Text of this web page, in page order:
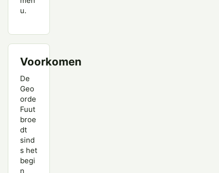
u.
Voorkomen
De
Geo
orde
Fuut
broe
dt
sind
s het
begi
n